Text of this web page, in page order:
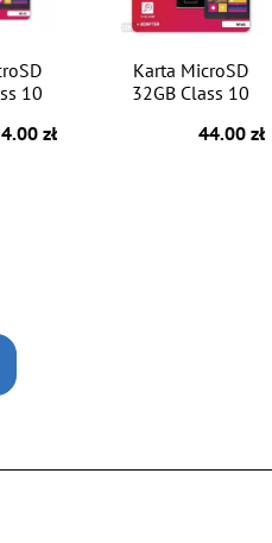
10
zł
Karta MicroSD
32GB Class 10
44.00 zł